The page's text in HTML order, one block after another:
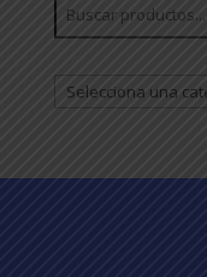
Selecciona
una